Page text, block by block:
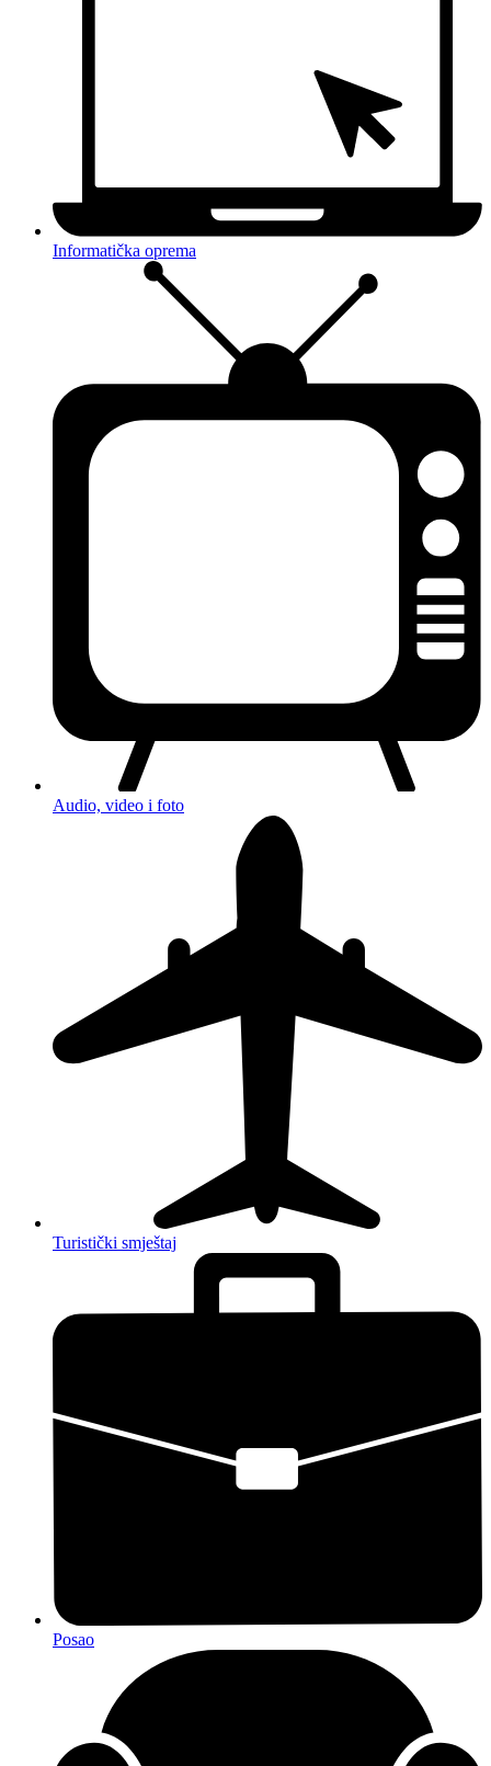
Informatička oprema
Audio, video i foto
Turistički smještaj
Posao